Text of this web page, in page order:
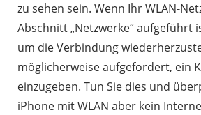
zu sehen sein. Wenn Ihr WLAN-
Abschnitt „Netzwerke“ aufgeführt
um die Verbindung
möglicherweise aufgefordert, ein
einzugeben. Tun Sie dies und
iPhone mit WLAN aber kein